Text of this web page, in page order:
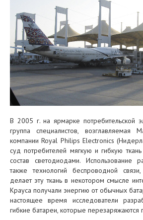
В 2005 г. на ярмарке потребительской
группа специалистов, возглавляемая
компании Royal Philips Electronics
суд потребителей мягкую и гибкую
состав светодиодами. Использование
также технологий беспроводной
делает эту ткань в некотором смысле
Крауса получали энергию от обычных
настоящее время исследователи
гибкие батареи, которые перезаряжаются